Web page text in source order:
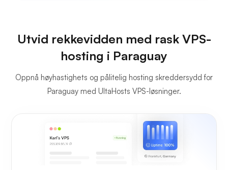
Utvid rekkevidden med rask VPS-
hosting i Paraguay
Oppnå høyhastighets og pålitelig hosting skreddersydd for
Paraguay med UltaHosts VPS-løsninger.